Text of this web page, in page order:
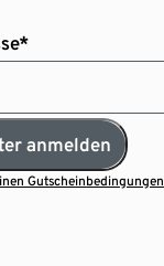
anmelden
Gutscheinbedingungen